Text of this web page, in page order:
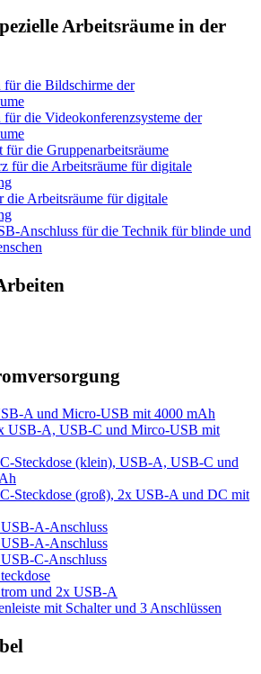
Arbeitsräume in der
für die Bildschirme der
für die Videokonferenzsysteme der
die Gruppenarbeitsräume
für die Arbeitsräume für digitale
Arbeitsräume für digitale
Anschluss für die Technik für blinde und
A und Micro-USB mit 4000 mAh
USB-A, USB-C und Mirco-USB mit
Steckdose (klein), USB-A, USB-C und
Steckdose (groß), 2x USB-A und DC mit
A-Anschluss
A-Anschluss
C-Anschluss
und 2x USB-A
mit Schalter und 3 Anschlüssen